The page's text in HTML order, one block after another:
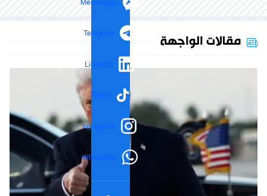
Messenger
Telegram
LinkedIn
TikTok
Instagram
WhatsApp
مقالات الواجهة